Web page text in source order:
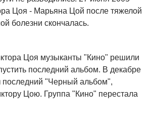
Цоя - Марьяна Цой после тяжелой
болезни скончалась.
Цоя музыканты "Кино" решили
последний альбом. В декабре
последний "Черный альбом",
Цою. Группа "Кино" перестала